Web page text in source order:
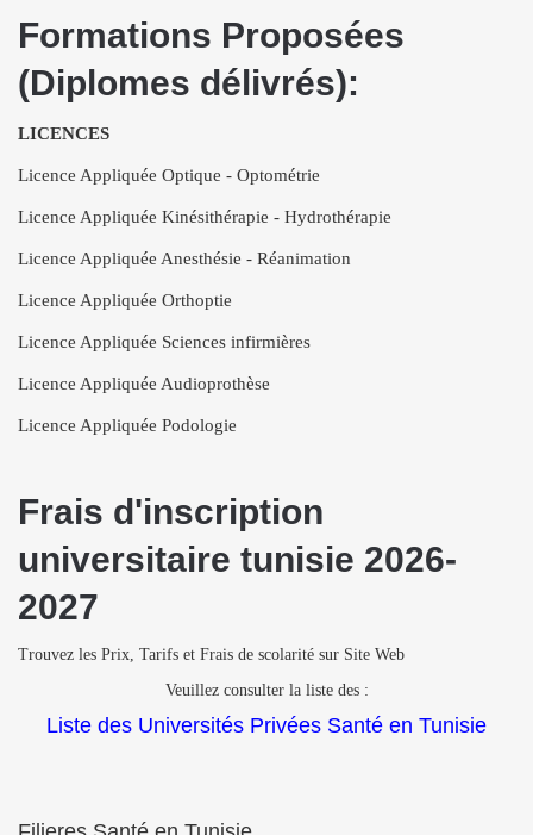
Formations Proposées
(Diplomes délivrés):
LICENCES
Licence Appliquée Optique - Optométrie
Licence Appliquée Kinésithérapie - Hydrothérapie
Licence Appliquée Anesthésie - Réanimation
Licence Appliquée Orthoptie
Licence Appliquée Sciences infirmières
Licence Appliquée Audioprothèse
Licence Appliquée Podologie
Frais d'inscription
universitaire tunisie 2026-
2027
Trouvez les Prix, Tarifs et Frais de scolarité sur Site Web
Veuillez consulter la liste des :
Liste des Universités Privées Santé en Tunisie